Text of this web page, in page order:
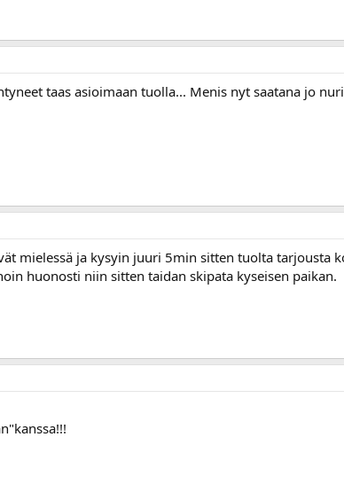
taas asioimaan tuolla... Menis nyt saatana jo
mielessä ja kysyin juuri 5min sitten tuolta tarjousta
huonosti niin sitten taidan skipata kyseisen paikan.